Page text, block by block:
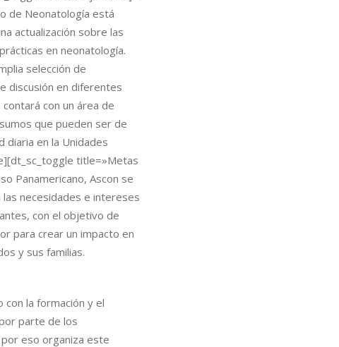
de Neonatología está
actualización sobre las
en neonatología.
selección de
discusión en diferentes
con un área de
que pueden ser de
diaria en la Unidades
title=»Metas
Panamericano, Ascon se
necesidades e intereses
con el objetivo de
para crear un impacto en
y sus familias.
la formación y el
parte de los
eso organiza este